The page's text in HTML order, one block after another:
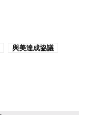
與美達成協議